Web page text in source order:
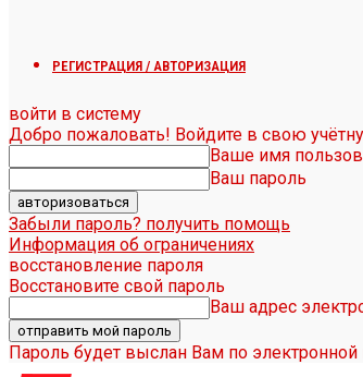
РЕГИСТРАЦИЯ / АВТОРИЗАЦИЯ
войти в систему
Добро пожаловать! Войдите в свою
Ваше имя
Ваш пароль
Забыли пароль? получить помощь
Информация об ограничениях
восстановление пароля
Восстановите свой пароль
Ваш адрес
Пароль будет выслан Вам по электронной